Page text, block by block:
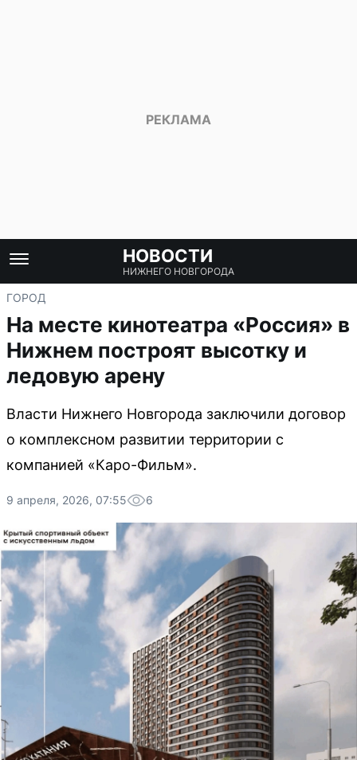
НОВОСТИ
НИЖНЕГО НОВГОРОДА
ГОРОД
На месте кинотеатра «Россия» в
Нижнем построят высотку и
ледовую арену
Власти Нижнего Новгорода заключили договор
о комплексном развитии территории с
компанией «Каро-Фильм».
9 апреля, 2026, 07:55 6